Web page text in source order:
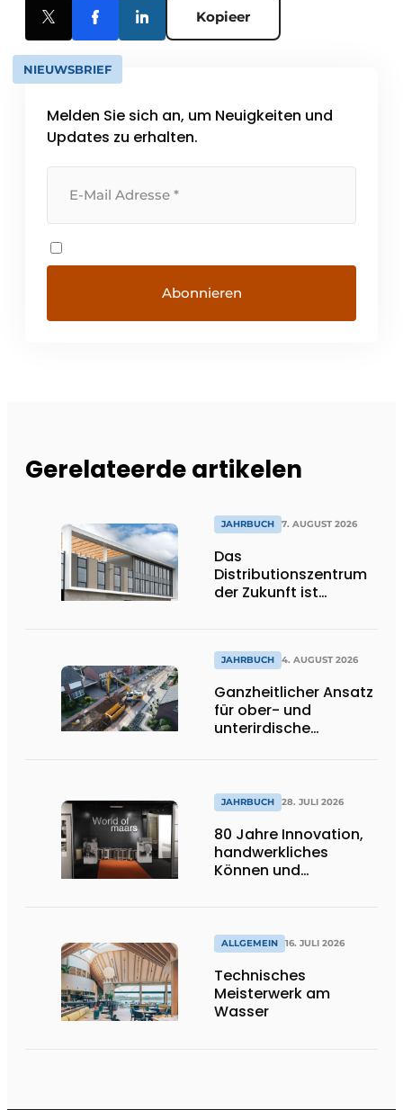
Kopieer
NIEUWSBRIEF
Melden Sie sich an, um Neuigkeiten und
Updates zu erhalten.
Gerelateerde artikelen
JAHRBUCH 7. AUGUST 2026
Das
Distributionszentrum
der Zukunft ist
lässt Tageslicht tief
ins Innere strömen
JAHRBUCH 4. AUGUST 2026
Ganzheitlicher Ansatz
für ober- und
unterirdische
JAHRBUCH 28. JULI 2026
80 Jahre Innovation,
handwerkliches
Können und
ALLGEMEIN 16. JULI 2026
Technisches
Meisterwerk am
Wasser